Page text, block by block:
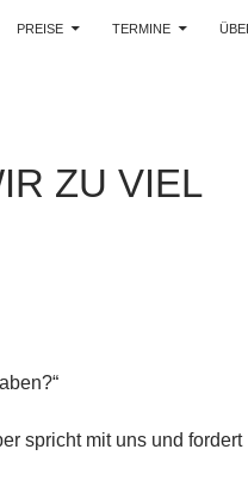
PREISE TERMINE
ZU VIEL
spricht mit uns und fordert